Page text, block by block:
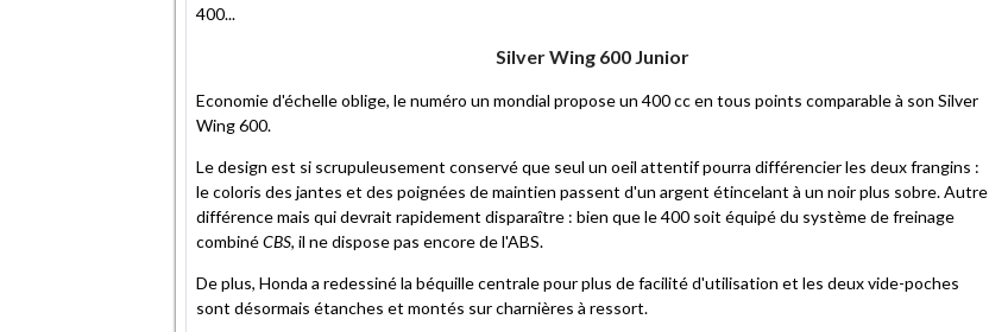
400...
Silver Wing 600 Junior
Economie d'échelle oblige, le numéro un mondial propose un 400 cc en tous points comparable à son Silver
Wing 600.
Le design est si scrupuleusement conservé que seul un oeil attentif pourra différencier les deux frangins :
le coloris des jantes et des poignées de maintien passent d'un argent étincelant à un noir plus sobre. Autre
différence mais qui devrait rapidement disparaître : bien que le 400 soit équipé du système de freinage
combinéCBS, il ne dispose pas encore de l'ABS.
De plus, Honda a redessiné la béquille centrale pour plus de facilité d'utilisation et les deux vide-poches
sont désormais étanches et montés sur charnières à ressort.